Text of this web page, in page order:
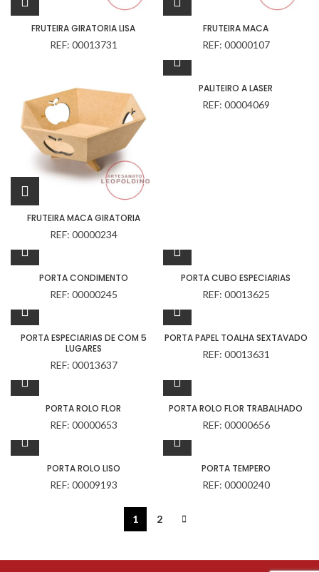
FRUTEIRA GIRATORIA LISA
REF: 00013731
FRUTEIRA MACA
REF: 00000107
FRUTEIRA MACA GIRATORIA
REF: 00000234
PALITEIRO A LASER
REF: 00004069
PORTA CONDIMENTO
REF: 00000245
PORTA CUBO ESPECIARIAS
REF: 00013625
PORTA ESPECIARIAS DE COM 5
LUGARES
REF: 00013637
PORTA PAPEL TOALHA SEXTAVADO
REF: 00013631
PORTA ROLO FLOR
REF: 00000653
PORTA ROLO FLOR TRABALHADO
REF: 00000656
PORTA ROLO LISO
REF: 00009193
PORTA TEMPERO
REF: 00000240
1 2